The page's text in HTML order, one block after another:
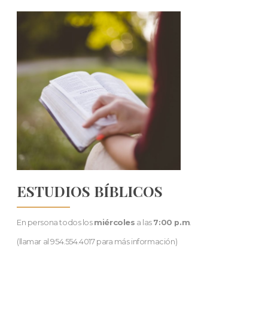
ESTUDIOS BÍBLICOS
En persona todos los miércoles a las 7:00 p.m.
(llamar al 954.554.4017 para más información)